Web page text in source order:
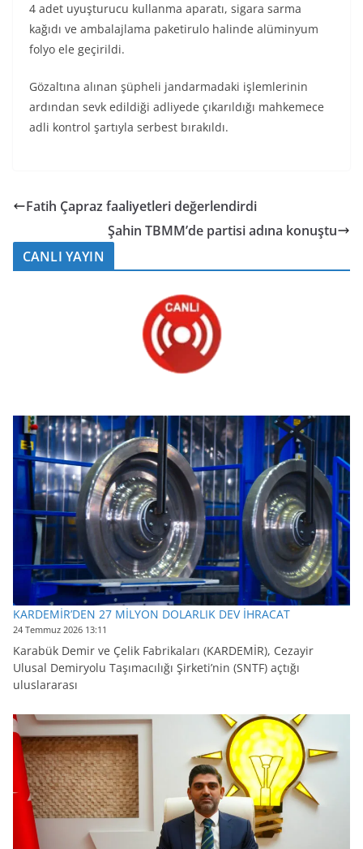
4 adet uyuşturucu kullanma aparatı, sigara sarma
kağıdı ve ambalajlama paketirulo halinde alüminyum
folyo ele geçirildi.
Gözaltına alınan şüpheli jandarmadaki işlemlerinin
ardından sevk edildiği adliyede çıkarıldığı mahkemece
adli kontrol şartıyla serbest bırakıldı.
Fatih Çapraz faaliyetleri değerlendirdi
Şahin TBMM’de partisi adına konuştu
CANLI YAYIN
KARDEMİR’DEN 27 MİLYON DOLARLIK DEV İHRACAT
24 Temmuz 2026 13:11
Karabük Demir ve Çelik Fabrikaları (KARDEMİR), Cezayir
Ulusal Demiryolu Taşımacılığı Şirketi’nin (SNTF) açtığı
uluslararası